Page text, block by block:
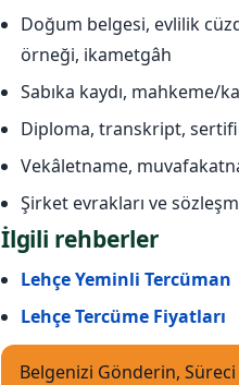
Doğum belgesi, evlilik
örneği, ikametgâh
Sabıka kaydı, mahkeme/
Diploma, transkript,
Vekâletname,
Şirket evrakları ve
İlgili rehberler
Lehçe Yeminli Tercüman
Lehçe Tercüme Fiyatları
Belgenizi Gönderin,